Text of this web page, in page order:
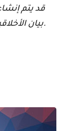
قد يتم
بيان الأخلاقيات الخاص بنا للحصول على التفاصيل.